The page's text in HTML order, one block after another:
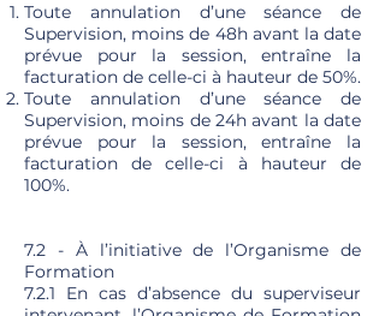
Toute annulation d’une séance de
Supervision, moins de 48h avant la date
prévue pour la session, entraîne la
facturation de celle-ci à hauteur de 50%.
Toute annulation d’une séance de
Supervision, moins de 24h avant la date
prévue pour la session, entraîne la
facturation de celle-ci à hauteur de
100%.
7.2 - À l’initiative de l’Organisme de
Formation
7.2.1 En cas d’absence du superviseur